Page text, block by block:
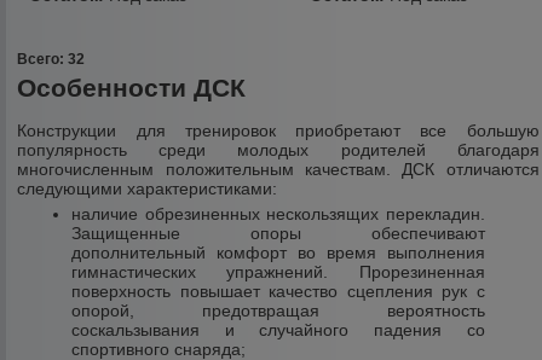
Всего: 32
Особенности ДСК
Конструкции для тренировок приобретают все большую
популярность среди молодых родителей благодаря
многочисленным положительным качествам. ДСК отличаются
следующими характеристиками:
наличие обрезиненных нескользящих перекладин.
Защищенные опоры обеспечивают
дополнительный комфорт во время выполнения
гимнастических упражнений. Прорезиненная
поверхность повышает качество сцепления рук с
опорой, предотвращая вероятность
соскальзывания и случайного падения со
спортивного снаряда;